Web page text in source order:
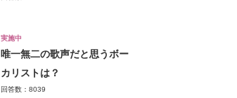
実施中
唯一無二の歌声だと思うボー
カリストは？
回答数：8039